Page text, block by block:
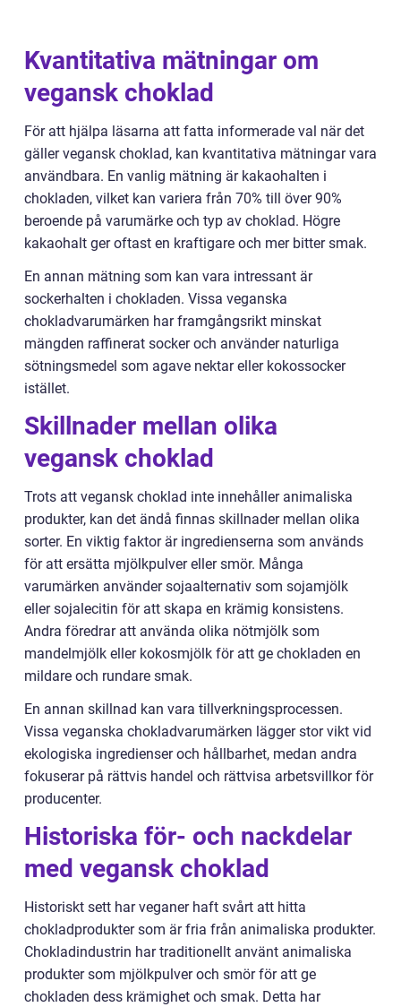
Kvantitativa mätningar om
vegansk choklad
För att hjälpa läsarna att fatta informerade val när det
gäller vegansk choklad, kan kvantitativa mätningar vara
användbara. En vanlig mätning är kakaohalten i
chokladen, vilket kan variera från 70% till över 90%
beroende på varumärke och typ av choklad. Högre
kakaohalt ger oftast en kraftigare och mer bitter smak.
En annan mätning som kan vara intressant är
sockerhalten i chokladen. Vissa veganska
chokladvarumärken har framgångsrikt minskat
mängden raffinerat socker och använder naturliga
sötningsmedel som agave nektar eller kokossocker
istället.
Skillnader mellan olika
vegansk choklad
Trots att vegansk choklad inte innehåller animaliska
produkter, kan det ändå finnas skillnader mellan olika
sorter. En viktig faktor är ingredienserna som används
för att ersätta mjölkpulver eller smör. Många
varumärken använder sojaalternativ som sojamjölk
eller sojalecitin för att skapa en krämig konsistens.
Andra föredrar att använda olika nötmjölk som
mandelmjölk eller kokosmjölk för att ge chokladen en
mildare och rundare smak.
En annan skillnad kan vara tillverkningsprocessen.
Vissa veganska chokladvarumärken lägger stor vikt vid
ekologiska ingredienser och hållbarhet, medan andra
fokuserar på rättvis handel och rättvisa arbetsvillkor för
producenter.
Historiska för- och nackdelar
med vegansk choklad
Historiskt sett har veganer haft svårt att hitta
chokladprodukter som är fria från animaliska produkter.
Chokladindustrin har traditionellt använt animaliska
produkter som mjölkpulver och smör för att ge
chokladen dess krämighet och smak. Detta har